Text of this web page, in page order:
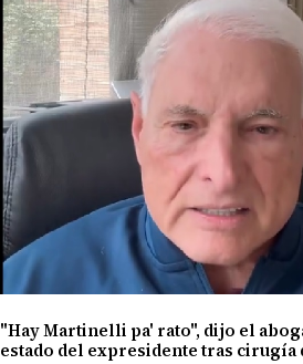
"Hay Martinelli pa' rato", dijo el
estado del expresidente tras cirugía